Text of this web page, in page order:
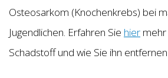
Osteosarkom (Knochenkrebs) bei
Jugendlichen. Erfahren Sie hier
Schadstoff und wie Sie ihn